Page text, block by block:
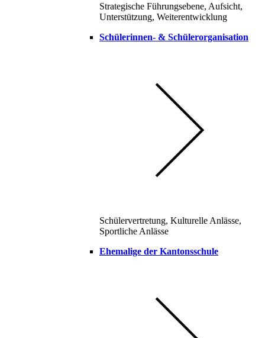
Strategische Führungsebene, Aufsicht,
Unterstützung, Weiterentwicklung
Schülerinnen- & Schülerorganisation
Schülervertretung, Kulturelle Anlässe,
Sportliche Anlässe
Ehemalige der Kantonsschule